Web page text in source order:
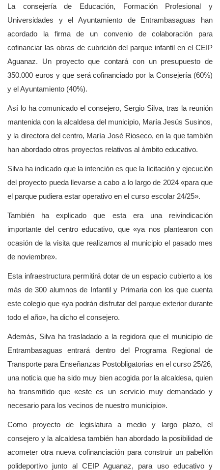
La consejería de Educación, Formación Profesional y
Universidades y el Ayuntamiento de Entrambasaguas han
acordado la firma de un convenio de colaboración para
cofinanciar las obras de cubrición del parque infantil en el CEIP
Aguanaz. Un proyecto que contará con un presupuesto de
350.000 euros y que será cofinanciado por la Consejería (60%)
y el Ayuntamiento (40%).
Así lo ha comunicado el consejero, Sergio Silva, tras la reunión
mantenida con la alcaldesa del municipio, María Jesús Susinos,
y la directora del centro, María José Rioseco, en la que también
han abordado otros proyectos relativos al ámbito educativo.
Silva ha indicado que la intención es que la licitación y ejecución
del proyecto pueda llevarse a cabo a lo largo de 2024 «para que
el parque pudiera estar operativo en el curso escolar 24/25».
También ha explicado que esta era una reivindicación
importante del centro educativo, que «ya nos plantearon con
ocasión de la visita que realizamos al municipio el pasado mes
de noviembre».
Esta infraestructura permitirá dotar de un espacio cubierto a los
más de 300 alumnos de Infantil y Primaria con los que cuenta
este colegio que «ya podrán disfrutar del parque exterior durante
todo el año», ha dicho el consejero.
Además, Silva ha trasladado a la regidora que el municipio de
Entrambasaguas entrará dentro del Programa Regional de
Transporte para Enseñanzas Postobligatorias en el curso 25/26,
una noticia que ha sido muy bien acogida por la alcaldesa, quien
ha transmitido que «este es un servicio muy demandado y
necesario para los vecinos de nuestro municipio».
Como proyecto de legislatura a medio y largo plazo, el
consejero y la alcaldesa también han abordado la posibilidad de
acometer otra nueva cofinanciación para construir un pabellón
polideportivo junto al CEIP Aguanaz, para uso educativo y